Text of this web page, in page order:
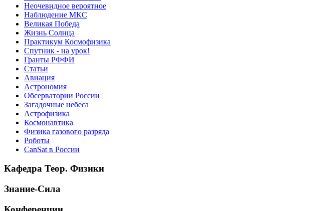
Неочевидное вероятное
Наблюдение МКС
Великая Победа
Жизнь Солнца
Практикум Космофизика
Спутник - на урок!
Гранты РФФИ
Статьи
Авиация
Астрономия
Обсерватории России
Загадочные небеса
Астрофизика
Космонавтика
Физика газового разряда
Роботы
CanSat в России
Кафедра Теор. Физики
Знание-Сила